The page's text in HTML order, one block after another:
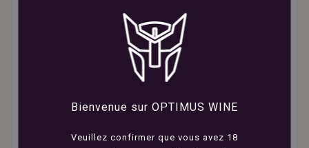
Bienvenue sur OPTIMUS WINE
Veuillez confirmer que vous avez 18